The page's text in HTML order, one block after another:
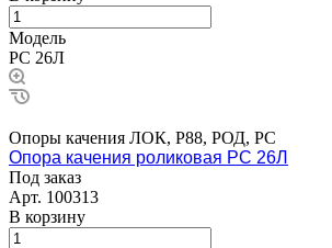
Модель
РС 26Л
Опоры качения ЛОК, Р88, РОД, РС
Опора качения роликовая РС 26Л
Под заказ
Арт. 100313
В корзину